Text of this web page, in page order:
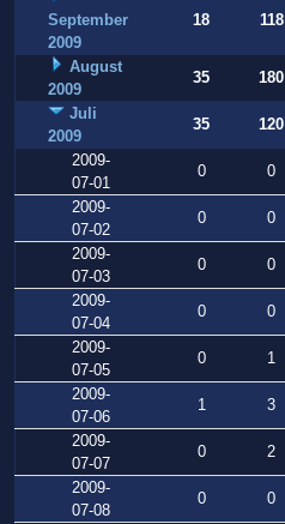
September
2009
18 118
August
2009
35 180
Juli
2009
35 120
2009-
07-01
0 0
2009-
07-02
0 0
2009-
07-03
0 0
2009-
07-04
0 0
2009-
07-05
0 1
2009-
07-06
1 3
2009-
07-07
0 2
2009-
07-08
0 0